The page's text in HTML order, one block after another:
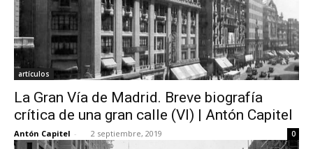
artículos
La Gran Vía de Madrid. Breve biografía
crítica de una gran calle (VI) | Antón Capitel
Antón Capitel - 2 septiembre, 2019 0